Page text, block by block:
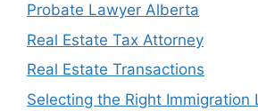
Probate Lawyer Alberta
Real Estate Tax Attorney
Real Estate Transactions
Selecting the Right Immigration